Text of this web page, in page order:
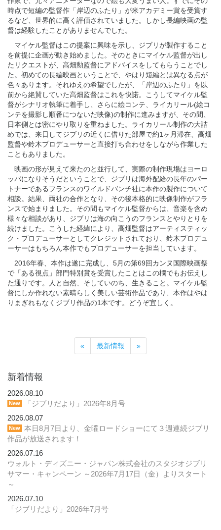
時点で短編の監督作「岸辺のふたり」が米アカデミー賞を受賞す
るなど、世界的に高く評価されていました。しかし長編映画の監
督は経験したことがありませんでした。
マイケル監督はこの提案に興味を示し、ジブリが製作すること
を前提に企画が動き始めました。そのときにマイケル監督が出し
たリクエストが、高畑勲監督にアドバイスをしてもらうことでし
た。初めての長編映画ということで、やはり短編とは異なる点が
色々あります。それゆえの希望でしたが、「岸辺のふたり」を以
前から絶賛していた高畑監督はこれを快諾。こうしてマイケル監
督がシナリオ執筆に着手し、さらに絵コンテ、ライカリール(絵コ
ンテを撮影し順番につないだ映像)の制作に進みますが、その間、
日本側とは密にやり取りを重ねました。ライカリール制作の大詰
めでは、来日してジブリの近くに借りた部屋で約1ヶ月滞在、高畑
監督や鈴木プロデューサーと直接打ち合わせをしながら作業した
こともありました。
映画の形が見えて来たのと並行して、実際の制作現場はヨーロ
ッパになりそうだということで、ジブリは海外配給の長年のパー
トナーであるフランスのワイルドバンチ社に本作の製作について
相談。結果、両社の合作となり、その後本格的に映像制作がフラ
ンスで始まりました。その間もマイケル監督からは、音楽を含め
様々な相談があり、ジブリは海の向こうのフランスとやりとりを
続けました。こうした経緯により、高畑監督はアーティスティッ
ク・プロデューサーとしてクレジットされており、鈴木プロデュ
ーサーはもちろん本作でもプロデューサーを担当しています。
2016年春、本作は遂に完成し、5月の第69回カンヌ国際映画祭
で「ある視点」部門特別賞を受賞したことはこの欄でもお伝えし
た通りです。人と自然、そしていのち、生きること。マイケル監
督にしか作れない素晴らしく美しい芸術作品であり、本作はやは
りまぎれもなくジブリ作品の1本です。どうぞ宜しく。
« 最新情報 »
新着情報
2026.08.10
New
「ジブリだより」2026年8月号
2026.08.07
New
本日8月7日より、金曜ロードショーにて３週連続ジブリ
作品が放送されます！
2026.07.16
ウォルト・ディズニー・ジャパン株式会社のスタジオジブリ
サマー・キャンペーン ～2026年7月17日（金）よりスタート
～
2026.07.10
「ジブリだより」2026年7月号